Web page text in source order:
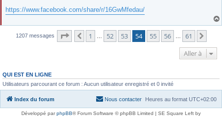
https://www.facebook.com/share/r/16GwMfedau/
1207 messages Page 54 sur 61
Précédente
1 52 53 54 55 56 61
Aller à
QUI EST EN LIGNE
Utilisateurs parcourant ce forum : Aucun utilisateur enregistré et 0 invité
Index du forum Heures au format UTC+02:00
Nous contacter
Développé parphpBB® Forum Software © phpBB Limited | SE Square Left by